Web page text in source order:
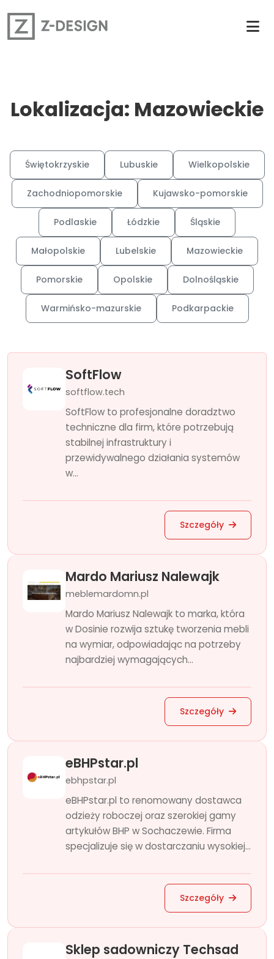
Lokalizacja: Mazowieckie
Świętokrzyskie Lubuskie Wielkopolskie
Zachodniopomorskie Kujawsko-pomorskie
Podlaskie Łódzkie Śląskie
Małopolskie Lubelskie Mazowieckie
Pomorskie Opolskie Dolnośląskie
Warmińsko-mazurskie Podkarpackie
SoftFlow
softflow.tech
SoftFlow to profesjonalne doradztwo
techniczne dla firm, które potrzebują
stabilnej infrastruktury i
przewidywalnego działania systemów
w...
Szczegóły
Mardo Mariusz Nalewajk
meblemardomn.pl
Mardo Mariusz Nalewajk to marka, która
w Dosinie rozwija sztukę tworzenia mebli
na wymiar, odpowiadając na potrzeby
najbardziej wymagających...
Szczegóły
eBHPstar.pl
ebhpstar.pl
eBHPstar.pl to renomowany dostawca
odzieży roboczej oraz szerokiej gamy
artykułów BHP w Sochaczewie. Firma
specjalizuje się w dostarczaniu wysokiej...
Szczegóły
Sklep sadowniczy Techsad